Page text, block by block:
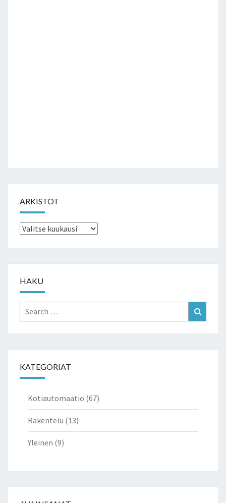
ARKISTOT
Arkistot
HAKU
Search
for:
KATEGORIAT
Kotiautomaatio (67)
Rakentelu (13)
Yleinen (9)